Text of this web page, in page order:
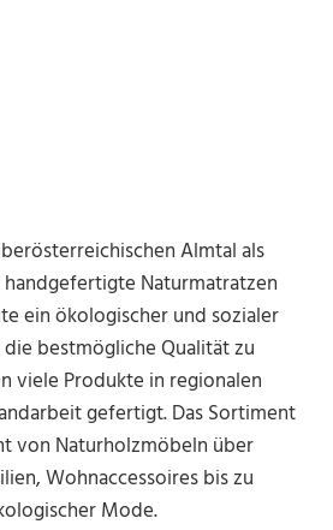
Almtal als
Naturmatratzen
ein ökologischer und sozialer
bestmögliche Qualität zu
viele Produkte in regionalen
gefertigt. Das Sortiment
von Naturholzmöbeln über
Wohnaccessoires bis zu
Mode.